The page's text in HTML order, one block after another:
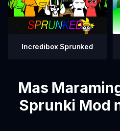
Incredibox Sprunked
Mas
Sprunki Mod